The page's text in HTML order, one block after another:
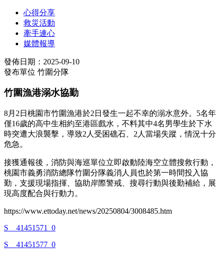
心得分享
救災活動
牽手連心
媒體報導
發佈日期：2025-09-10
發布單位 竹圍分隊
竹圍漁港溺水協勤
8月2日 桃園市竹圍漁港於2日發生一起不幸的溺水意外。5名年
僅16歲的高中生相約至港區戲水，不料其中4名男學生於下水
時突遭大浪襲擊，導致2人受困礁石、2人當場失蹤，情況十分
危急。
接獲通報後，消防與海巡單位立即啟動陸海空立體搜救行動，
桃園市義勇消防總隊竹圍分隊義消人員也於第一時間投入協
勤，支援現場指揮、協助岸際警戒、搜尋行動與後勤補給，展
現高度配合與行動力。
https://www.ettoday.net/news/20250804/3008485.htm
S__41451571_0
S__41451577_0